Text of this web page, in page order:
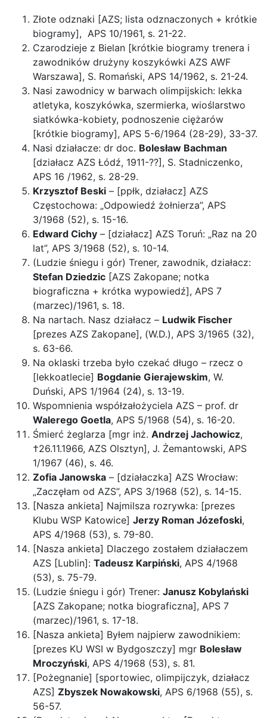
Złote odznaki [AZS; lista odznaczonych + krótkie
biogramy], APS 10/1961, s. 21-22.
Czarodzieje z Bielan [krótkie biogramy trenera i
zawodników drużyny koszykówki AZS AWF
Warszawa], S. Romański, APS 14/1962, s. 21-24.
Nasi zawodnicy w barwach olimpijskich: lekka
atletyka, koszykówka, szermierka, wioślarstwo
siatkówka-kobiety, podnoszenie ciężarów
[krótkie biogramy], APS 5-6/1964 (28-29), 33-37.
Nasi działacze: dr doc. Bolesław Bachman
[działacz AZS Łódź, 1911-??], S. Stadniczenko,
APS 16 /1962, s. 28-29.
Krzysztof Beski – [ppłk, działacz] AZS
Częstochowa: „Odpowiedź żołnierza”, APS
3/1968 (52), s. 15-16.
Edward Cichy – [działacz] AZS Toruń: „Raz na 20
lat”, APS 3/1968 (52), s. 10-14.
(Ludzie śniegu i gór) Trener, zawodnik, działacz:
Stefan Dziedzic [AZS Zakopane; notka
biograficzna + krótka wypowiedź], APS 7
(marzec)/1961, s. 18.
Na nartach. Nasz działacz – Ludwik Fischer
[prezes AZS Zakopane], (W.D.), APS 3/1965 (32),
s. 63-66.
Na oklaski trzeba było czekać długo – rzecz o
[lekkoatlecie] Bogdanie Gierajewskim, W.
Duński, APS 1/1964 (24), s. 13-19.
Wspomnienia współzałożyciela AZS – prof. dr
Walerego Goetla, APS 5/1968 (54), s. 16-20.
Śmierć żeglarza [mgr inż. Andrzej Jachowicz,
†26.11.1966, AZS Olsztyn], J. Żemantowski, APS
1/1967 (46), s. 46.
Zofia Janowska – [działaczka] AZS Wrocław:
„Zaczęłam od AZS”, APS 3/1968 (52), s. 14-15.
[Nasza ankieta] Najmilsza rozrywka: [prezes
Klubu WSP Katowice] Jerzy Roman Józefoski,
APS 4/1968 (53), s. 79-80.
[Nasza ankieta] Dlaczego zostałem działaczem
AZS [Lublin]: Tadeusz Karpiński, APS 4/1968
(53), s. 75-79.
(Ludzie śniegu i gór) Trener: Janusz Kobylański
[AZS Zakopane; notka biograficzna], APS 7
(marzec)/1961, s. 17-18.
[Nasza ankieta] Byłem najpierw zawodnikiem:
[prezes KU WSI w Bydgoszczy] mgr Bolesław
Mroczyński, APS 4/1968 (53), s. 81.
[Pożegnanie] [sportowiec, olimpijczyk, działacz
AZS] Zbyszek Nowakowski, APS 6/1968 (55), s.
56-57.